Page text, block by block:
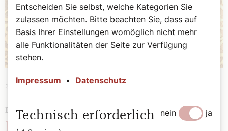
31. Juli 2026 |
BIBLISCHE FREUNDSCHAFTEN - TEIL 3
Eine „pränatale Prophetie“
Entscheiden Sie selbst, welche Kategorien Sie
zulassen möchten. Bitte beachten Sie, dass auf
Basis Ihrer Einstellungen womöglich nicht mehr
alle Funktionalitäten der Seite zur Verfügung
stehen.
Impressum • Datenschutz
Technisch erforderlich nein ja